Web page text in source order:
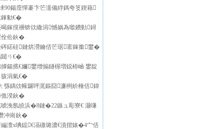
90鍚庢憚褰卞笀濡備綍鎷夸笅鍥藉
鎽勨€�
鎵撹祵锛佽繖涓憾娲為噷鐨勭鐞
佺伀鈥�
硶鍩硅鏈烘瀯鑰佸笀琚寚鎵撳鐢�
閮ㄢ€�
鍚掋€嬭鐢熷搧鐩楃増鐚栫崡 鐢靛
骇涓氣€�
綔鍝佽幏鑼呯浘鏂囧濂栵紒棰佸鍏
佹湀鈥�
唬浼氬皢浜�8鏈�22鏃ュ彫寮€ 灏嗛
冲崗鈥�
澶х唺鐚€滆礉璐濃€濆揩婊�4宀佸